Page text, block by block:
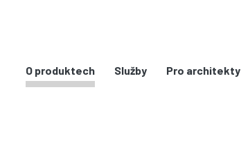
O produktech Služby Pro architekty